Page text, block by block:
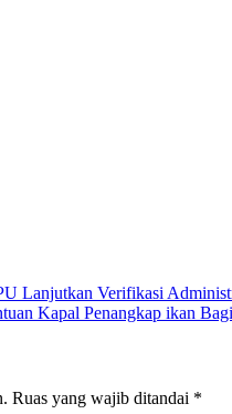
Lanjutkan Verifikasi
Kapal Penangkap ikan
Ruas yang wajib ditandai *